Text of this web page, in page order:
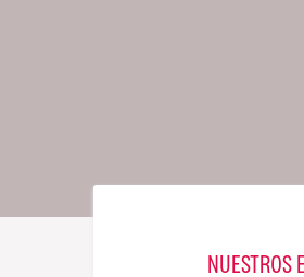
NUESTROS